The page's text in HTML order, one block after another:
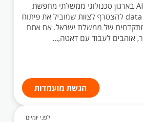
יחידת ה- data ו- AI בארגון טכנולוגי ממשלתי מחפשת
מנהל /ת מוצר data AI להצטרף לצוות שמוביל את פיתוח
של ממשלת ישראל. אם אתם
אוהבים לעבוד עם דאטה,...
הגשת מועמדות
לפני יומיים